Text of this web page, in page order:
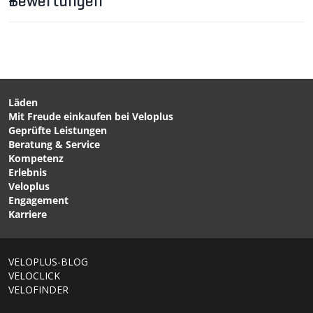
CHF 89.90
ARTEMIS PERFORMANCE
Sattel / schwarz von
VELOPLUS SWISS DESIGN
CHF 14.90
Läden
Mit Freude einkaufen bei Veloplus
Geprüfte Leistungen
Beratung & Service
Kompetenz
Erlebnis
Veloplus
Engagement
Karriere
VELOPLUS-BLOG
VELOCLICK
VELOFINDER